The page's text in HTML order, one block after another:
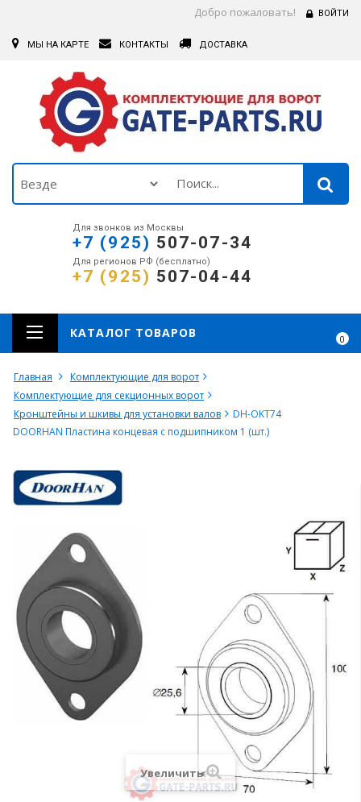
Добро пожаловать! ВОЙТИ
МЫ НА КАРТЕ КОНТАКТЫ ДОСТАВКА
Для звонков из Москвы
+7 (925) 507-07-34
Для регионов РФ (бесплатно)
+7 (925) 507-04-44
0
КАТАЛОГ ТОВАРОВ
Главная
Комплектующие для ворот
Комплектующие для секционных ворот
Кронштейны и шкивы для установки валов
DH-OKT74
DOORHAN Пластина концевая с подшипником 1 (шт.)
Увеличить